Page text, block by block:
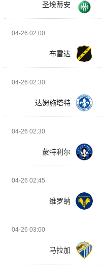
圣埃蒂安
04-26 02:00
布雷达
04-26 02:30
达姆施塔特
04-26 02:30
蒙特利尔
04-26 02:45
维罗纳
04-26 03:00
马拉加